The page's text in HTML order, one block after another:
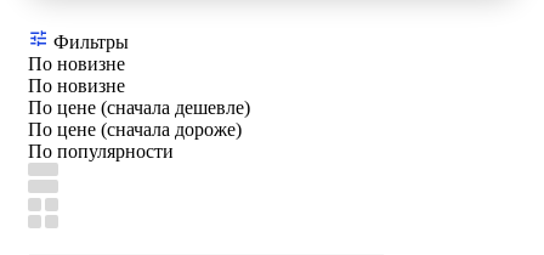
Фильтры
По новизне
По новизне
По цене (сначала дешевле)
По цене (сначала дороже)
По популярности